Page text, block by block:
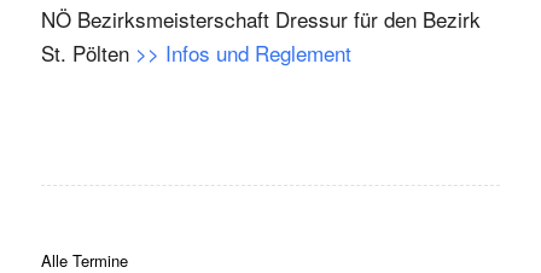
NÖ Bezirksmeisterschaft Dressur für den Bezirk
St. Pölten >> Infos und Reglement
Alle Termine